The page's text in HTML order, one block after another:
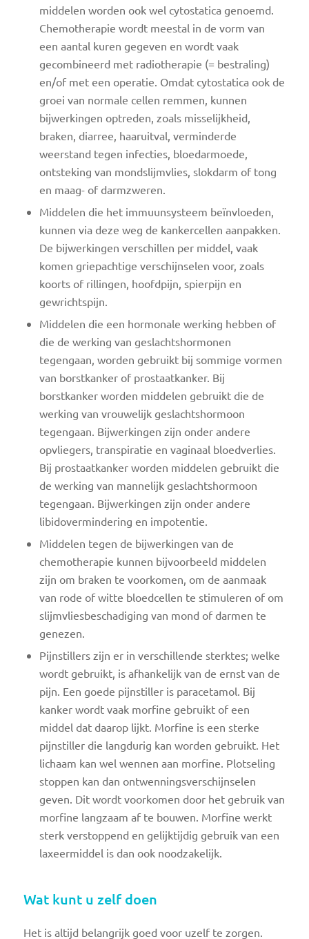
middelen worden ook wel cytostatica genoemd.
Chemotherapie wordt meestal in de vorm van
een aantal kuren gegeven en wordt vaak
gecombineerd met radiotherapie (= bestraling)
en/of met een operatie. Omdat cytostatica ook de
groei van normale cellen remmen, kunnen
bijwerkingen optreden, zoals misselijkheid,
braken, diarree, haaruitval, verminderde
weerstand tegen infecties, bloedarmoede,
ontsteking van mondslijmvlies, slokdarm of tong
en maag- of darmzweren.
Middelen die het immuunsysteem beïnvloeden,
kunnen via deze weg de kankercellen aanpakken.
De bijwerkingen verschillen per middel, vaak
komen griepachtige verschijnselen voor, zoals
koorts of rillingen, hoofdpijn, spierpijn en
gewrichtspijn.
Middelen die een hormonale werking hebben of
die de werking van geslachtshormonen
tegengaan, worden gebruikt bij sommige vormen
van borstkanker of prostaatkanker. Bij
borstkanker worden middelen gebruikt die de
werking van vrouwelijk geslachtshormoon
tegengaan. Bijwerkingen zijn onder andere
opvliegers, transpiratie en vaginaal bloedverlies.
Bij prostaatkanker worden middelen gebruikt die
de werking van mannelijk geslachtshormoon
tegengaan. Bijwerkingen zijn onder andere
libidovermindering en impotentie.
Middelen tegen de bijwerkingen van de
chemotherapie kunnen bijvoorbeeld middelen
zijn om braken te voorkomen, om de aanmaak
van rode of witte bloedcellen te stimuleren of om
slijmvliesbeschadiging van mond of darmen te
genezen.
Pijnstillers zijn er in verschillende sterktes; welke
wordt gebruikt, is afhankelijk van de ernst van de
pijn. Een goede pijnstiller is paracetamol. Bij
kanker wordt vaak morfine gebruikt of een
middel dat daarop lijkt. Morfine is een sterke
pijnstiller die langdurig kan worden gebruikt. Het
lichaam kan wel wennen aan morfine. Plotseling
stoppen kan dan ontwenningsverschijnselen
geven. Dit wordt voorkomen door het gebruik van
morfine langzaam af te bouwen. Morfine werkt
sterk verstoppend en gelijktijdig gebruik van een
laxeermiddel is dan ook noodzakelijk.
Wat kunt u zelf doen
Het is altijd belangrijk goed voor uzelf te zorgen.